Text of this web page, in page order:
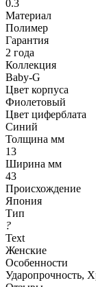
0.3
Материал
Полимер
Гарантия
2 года
Коллекция
Baby-G
Цвет корпуса
Фиолетовый
Цвет циферблата
Синий
Толщина мм
13
Ширина мм
43
Происхождение
Япония
Тип
?
Text
Женские
Особенности
Ударопрочность,